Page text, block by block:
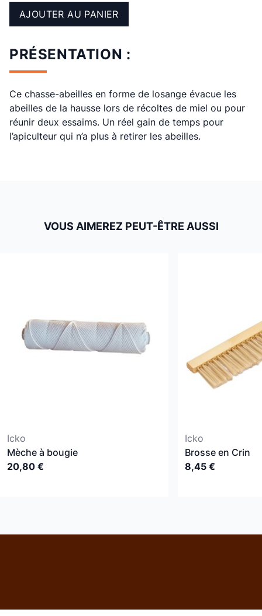
AJOUTER AU PANIER
PRÉSENTATION :
Ce chasse-abeilles en forme de losange évacue les
abeilles de la hausse lors de récoltes de miel ou pour
réunir deux essaims. Un réel gain de temps pour
l’apiculteur qui n’a plus à retirer les abeilles.
VOUS AIMEREZ PEUT-ÊTRE AUSSI
Icko
Mèche à bougie
20,80 €
Icko
Brosse en Crin
8,45 €